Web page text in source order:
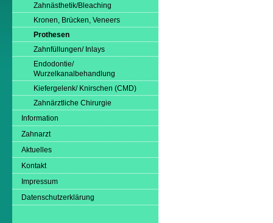
Zahnästhetik/Bleaching
Kronen, Brücken, Veneers
Prothesen
Zahnfüllungen/ Inlays
Endodontie/
Wurzelkanalbehandlung
Kiefergelenk/ Knirschen (CMD)
Zahnärztliche Chirurgie
Information
Zahnarzt
Aktuelles
Kontakt
Impressum
Datenschutzerklärung